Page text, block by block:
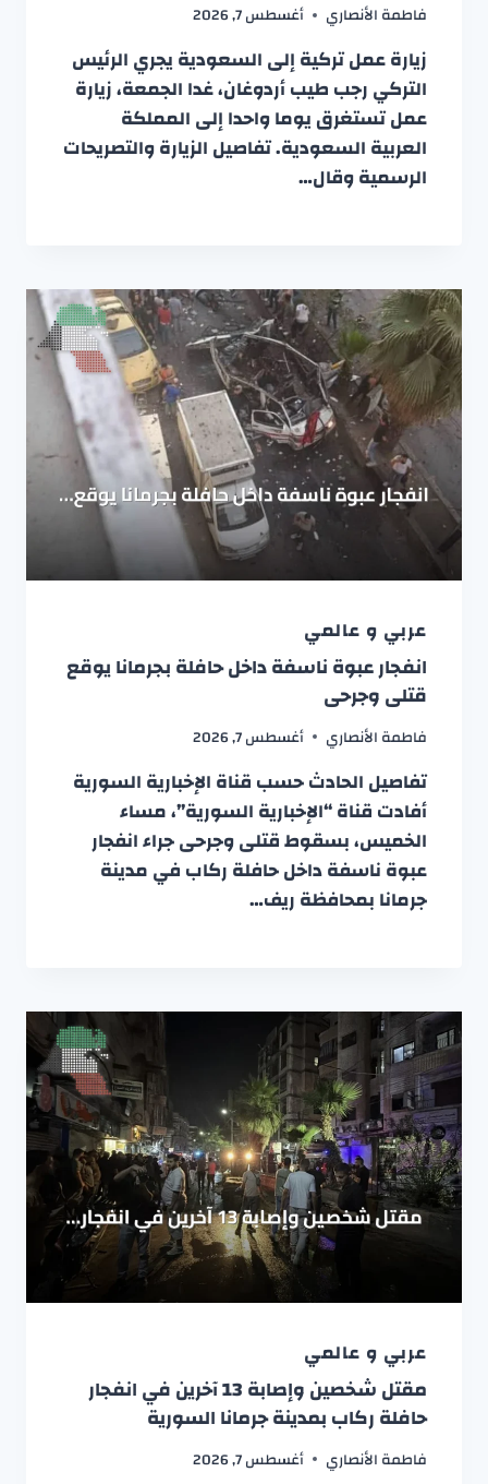
فاطمة الأنصاري أغسطس 7, 2026
زيارة عمل تركية إلى السعودية يجري الرئيس
التركي رجب طيب أردوغان، غدا الجمعة، زيارة
عمل تستغرق يوما واحدا إلى المملكة
العربية السعودية. تفاصيل الزيارة والتصريحات
الرسمية وقال…
عربي و عالمي
انفجار عبوة ناسفة داخل حافلة بجرمانا يوقع
قتلى وجرحى
فاطمة الأنصاري أغسطس 7, 2026
تفاصيل الحادث حسب قناة الإخبارية السورية
أفادت قناة “الإخبارية السورية”، مساء
الخميس، بسقوط قتلى وجرحى جراء انفجار
عبوة ناسفة داخل حافلة ركاب في مدينة
جرمانا بمحافظة ريف…
عربي و عالمي
مقتل شخصين وإصابة 13 آخرين في انفجار
حافلة ركاب بمدينة جرمانا السورية
فاطمة الأنصاري أغسطس 7, 2026